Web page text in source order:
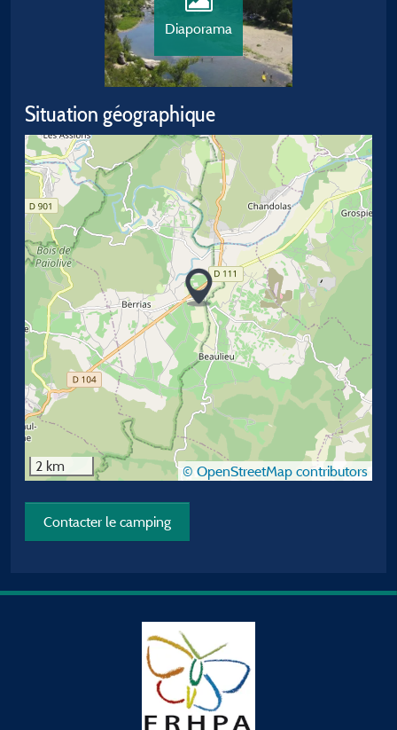
Diaporama
Situation géographique
2 km © OpenStreetMap contributors
Contacter le camping